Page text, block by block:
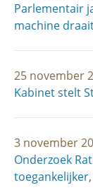
Parlementair
machine
25 november
Kabinet stelt
3 november
Onderzoek